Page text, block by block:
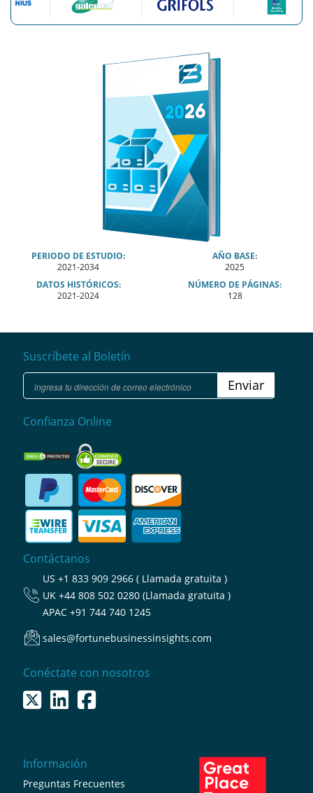
PERIODO DE ESTUDIO:
2021-2034
AÑO BASE:
2025
DATOS HISTÓRICOS:
2021-2024
NÚMERO DE PÁGINAS:
128
Suscríbete al Boletín
Enviar
Confianza Online
Contáctanos
US +1 833 909 2966 ( Llamada gratuita )
UK +44 808 502 0280 (Llamada gratuita )
APAC +91 744 740 1245
sales@fortunebusinessinsights.com
Conéctate con nosotros
Información
Preguntas Frecuentes